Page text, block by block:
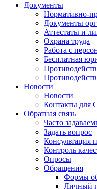
Документы
Нормативно-
Документы
Аттестаты и
Охрана труда
Работа с
Бесплатная
Новости
Новости
Контакты для
Обратная связь
Часто
Задать вопрос
Консультация
Контроль
Опросы
Обращения
Формы
Личный